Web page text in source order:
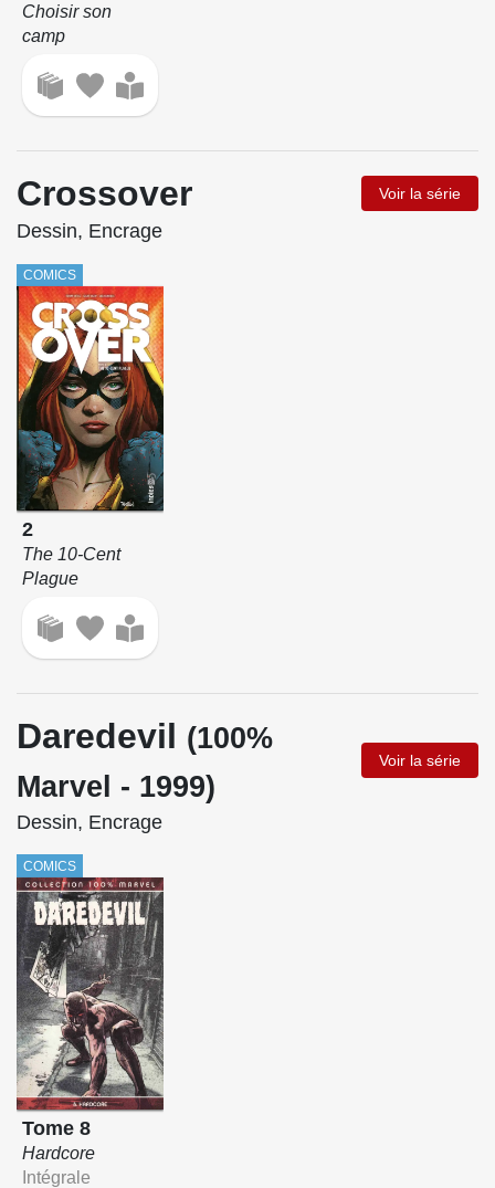
Choisir son
camp
Crossover Voir la série
Dessin, Encrage
COMICS
2
The 10-Cent
Plague
Daredevil (100%
Marvel - 1999)
Voir la série
Dessin, Encrage
COMICS
Tome 8
Hardcore
Intégrale